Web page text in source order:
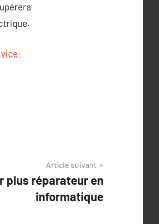
Article suivant
plus réparateur en
informatique